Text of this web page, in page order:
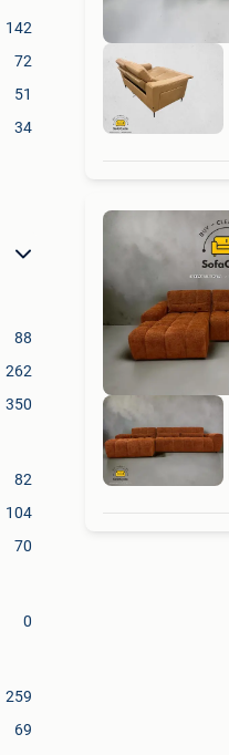
142
72
51
34
88
262
350
82
104
70
0
259
69